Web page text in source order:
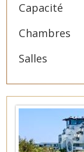
court de
Capacité
Chambres
Salles